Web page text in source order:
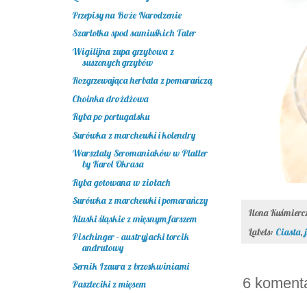
Ilona
Labels: Ciasta,
6
Przepisy na Boże Narodzenie
Szarlotka spod samiuśkich Tater
Wigilijna zupa grzybowa z
suszonych grzybów
Rozgrzewająca herbata z pomarańczą
Choinka drożdżowa
Ryba po portugalsku
Surówka z marchewki i kolendry
Warsztaty Seromaniaków w Platter
by Karol Okrasa
Ryba gotowana w ziołach
Surówka z marchewki i pomarańczy
Kluski śląskie z mięsnym farszem
Pischinger - austryjacki torcik
andrutowy
Sernik Izaura z brzoskwiniami
Paszteciki z mięsem